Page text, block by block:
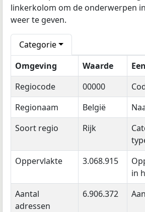
linkerkolom om de onderwerpen
weer te geven.
Categorie
Omgeving
Waarde
Regiocode
00000
Regionaam
België
Soort regio
Rijk
Oppervlakte 3.068.915
in
Aantal
adressen
6.906.372